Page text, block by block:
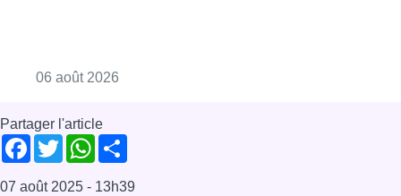
06 août 2026
Partager l'article
Facebook
TwitterWhatsApp
07 août 2025 - 13h39